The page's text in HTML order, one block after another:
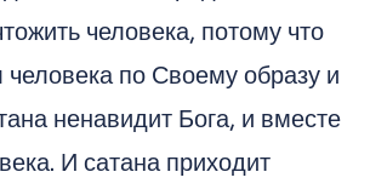
человека, потому что
человека по Своему образу и
ненавидит Бога, и вместе
И сатана приходит